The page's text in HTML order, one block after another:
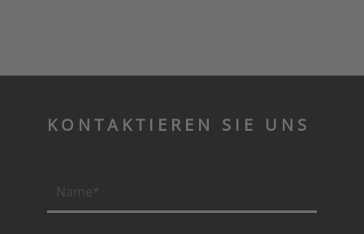
KONTAKTIEREN SIE UNS